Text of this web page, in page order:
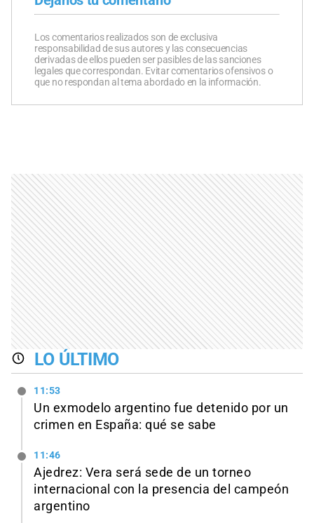
Los comentarios realizados son de exclusiva
responsabilidad de sus autores y las consecuencias
derivadas de ellos pueden ser pasibles de las sanciones
legales que correspondan. Evitar comentarios ofensivos o
que no respondan al tema abordado en la información.
LO ÚLTIMO
11:53
Un exmodelo argentino fue detenido por un
crimen en España: qué se sabe
11:46
Ajedrez: Vera será sede de un torneo
internacional con la presencia del campeón
argentino